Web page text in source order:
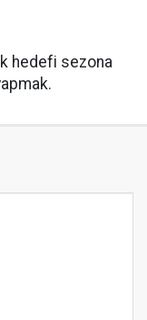
hedefi sezona